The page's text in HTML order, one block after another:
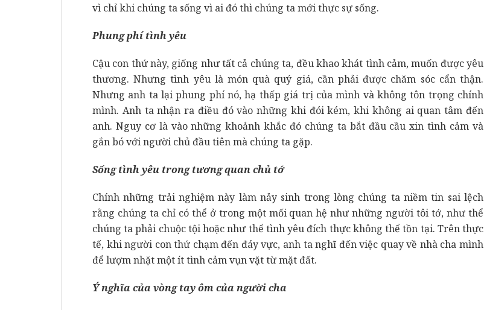
vì chỉ khi chúng ta sống vì ai đó thì chúng ta mới thực sự sống.
Phung phí tình yêu
Cậu con thứ này, giống như tất cả chúng ta, đều khao khát tình cảm, muốn được yêu
thương. Nhưng tình yêu là món quà quý giá, cần phải được chăm sóc cẩn thận.
Nhưng anh ta lại phung phí nó, hạ thấp giá trị của mình và không tôn trọng chính
mình. Anh ta nhận ra điều đó vào những khi đói kém, khi không ai quan tâm đến
anh. Nguy cơ là vào những khoảnh khắc đó chúng ta bắt đầu cầu xin tình cảm và
gắn bó với người chủ đầu tiên mà chúng ta gặp.
Sống tình yêu trong tương quan chủ tớ
Chính những trải nghiệm này làm nảy sinh trong lòng chúng ta niềm tin sai lệch
rằng chúng ta chỉ có thể ở trong một mối quan hệ như những người tôi tớ, như thể
chúng ta phải chuộc tội hoặc như thể tình yêu đích thực không thể tồn tại. Trên thực
tế, khi người con thứ chạm đến đáy vực, anh ta nghĩ đến việc quay về nhà cha mình
để lượm nhặt một ít tình cảm vụn vặt từ mặt đất.
Ý nghĩa của vòng tay ôm của người cha